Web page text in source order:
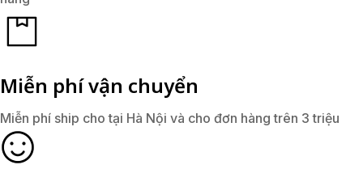
Miễn phí vận chuyển
Miễn phí ship cho tại Hà Nội và cho đơn hàng trên 3 triệu